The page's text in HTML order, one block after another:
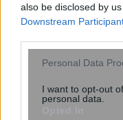
also be disclosed by
Downstream
Please note that this
not limited to your visit
grant or deny consent
Personal Data
I want to opt-out
personal data.
Miranda Kerr: